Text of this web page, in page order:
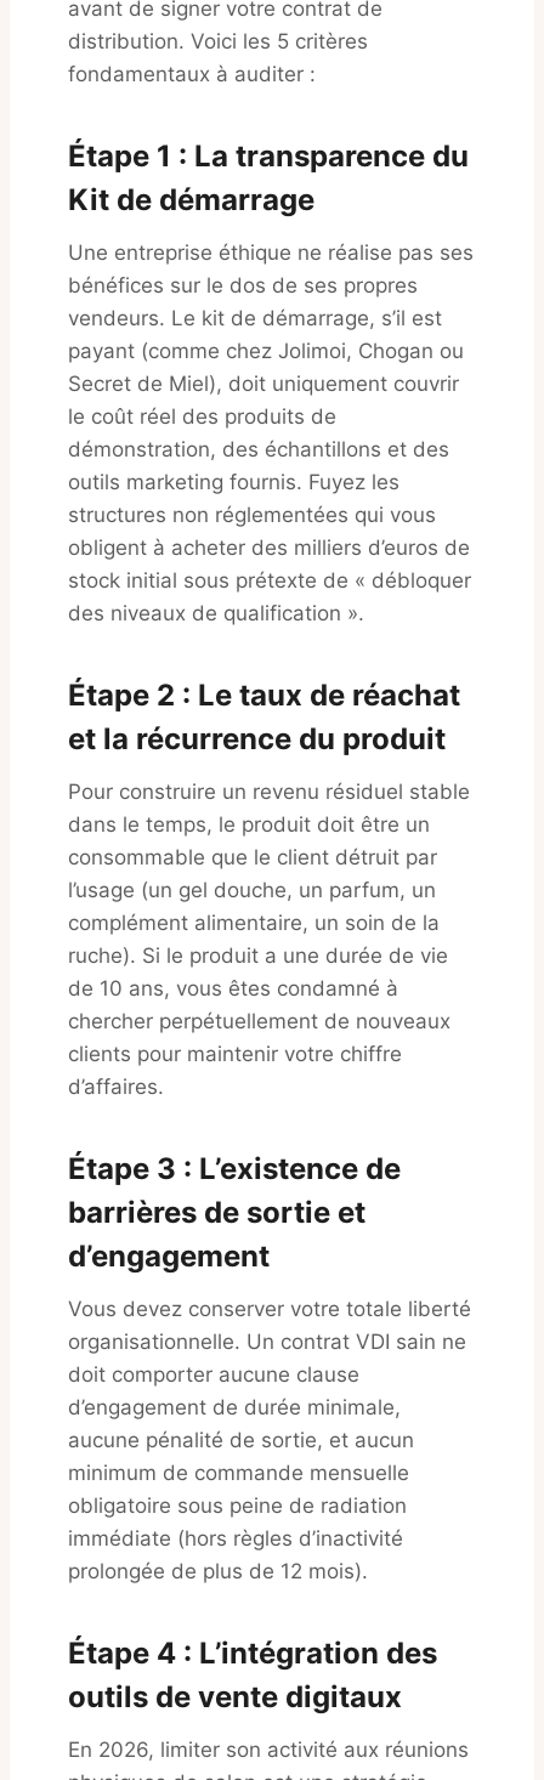
avant de signer votre contrat de
distribution. Voici les 5 critères
fondamentaux à auditer :
Étape 1 : La transparence du
Kit de démarrage
Une entreprise éthique ne réalise pas ses
bénéfices sur le dos de ses propres
vendeurs. Le kit de démarrage, s’il est
payant (comme chez Jolimoi, Chogan ou
Secret de Miel), doit uniquement couvrir
le coût réel des produits de
démonstration, des échantillons et des
outils marketing fournis. Fuyez les
structures non réglementées qui vous
obligent à acheter des milliers d’euros de
stock initial sous prétexte de « débloquer
des niveaux de qualification ».
Étape 2 : Le taux de réachat
et la récurrence du produit
Pour construire un revenu résiduel stable
dans le temps, le produit doit être un
consommable que le client détruit par
l’usage (un gel douche, un parfum, un
complément alimentaire, un soin de la
ruche). Si le produit a une durée de vie
de 10 ans, vous êtes condamné à
chercher perpétuellement de nouveaux
clients pour maintenir votre chiffre
d’affaires.
Étape 3 : L’existence de
barrières de sortie et
d’engagement
Vous devez conserver votre totale liberté
organisationnelle. Un contrat VDI sain ne
doit comporter aucune clause
d’engagement de durée minimale,
aucune pénalité de sortie, et aucun
minimum de commande mensuelle
obligatoire sous peine de radiation
immédiate (hors règles d’inactivité
prolongée de plus de 12 mois).
Étape 4 : L’intégration des
outils de vente digitaux
En 2026, limiter son activité aux réunions